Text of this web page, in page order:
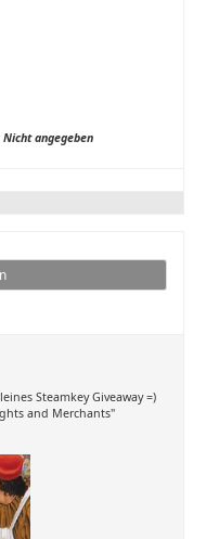
Nicht angegeben
Steamkey Giveaway =)
and Merchants"